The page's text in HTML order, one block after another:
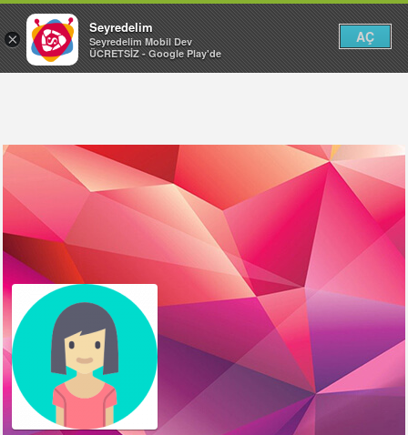
×
Seyredelim
Seyredelim Mobil Dev
ÜCRETSİZ - Google Play'de
AÇ